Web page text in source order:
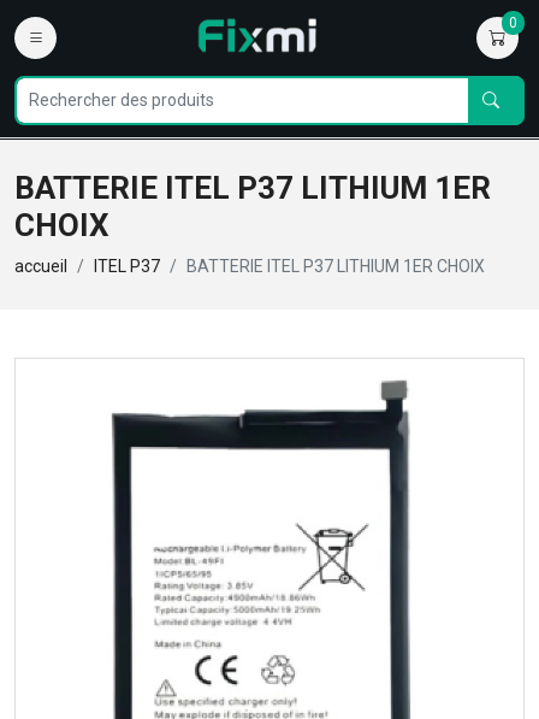
0
BATTERIE ITEL P37 LITHIUM 1ER
CHOIX
accueil ITEL P37 BATTERIE ITEL P37 LITHIUM 1ER CHOIX